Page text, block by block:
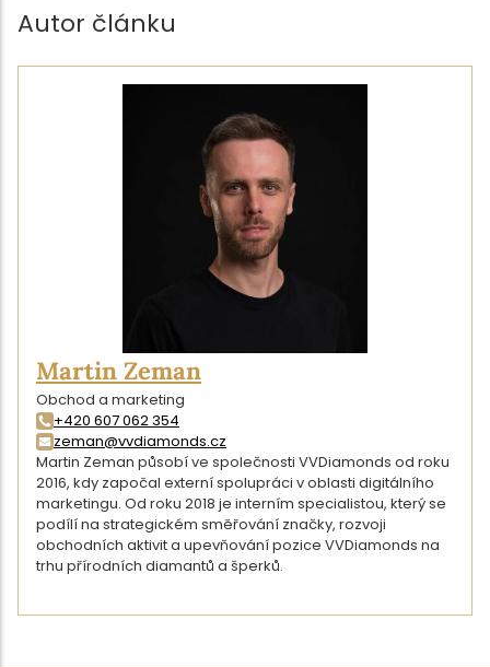
Autor článku
Martin Zeman
Obchod a marketing
+420 607 062 354
zeman@vvdiamonds.cz
Martin Zeman působí ve společnosti VVDiamonds od roku
2016, kdy započal externí spolupráci v oblasti digitálního
marketingu. Od roku 2018 je interním specialistou, který se
podílí na strategickém směřování značky, rozvoji
obchodních aktivit a upevňování pozice VVDiamonds na
trhu přírodních diamantů a šperků.